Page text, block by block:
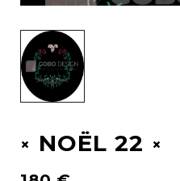
NOËL 22